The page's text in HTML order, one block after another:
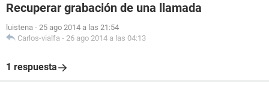
Recuperar grabación de una llamada
luistena - 25 ago 2014 a las 21:54
Carlos-vialfa - 26 ago 2014 a las 04:13
1 respuesta